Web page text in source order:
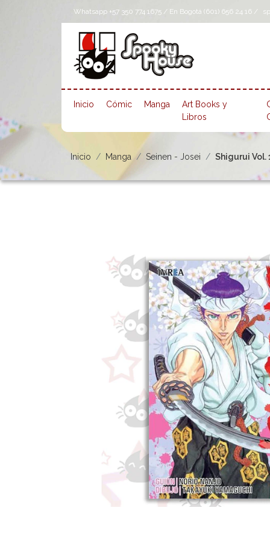
Whatsapp +57 350 774 1675 / En Bogotá (601) 656 24 16 /
Inicio Cómic Manga
Art Books y
Libros
Inicio Manga Seinen - Josei Shigurui Vol.